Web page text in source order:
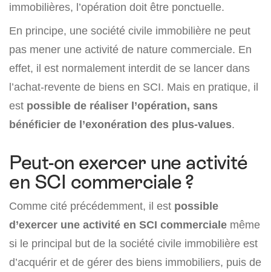
immobilières, l’opération doit être ponctuelle.
En principe, une société civile immobilière ne peut
pas mener une activité de nature commerciale. En
effet, il est normalement interdit de se lancer dans
l’achat-revente de biens en SCI. Mais en pratique, il
est possible de réaliser l’opération, sans
bénéficier de l’exonération des plus-values.
Peut-on exercer une activité
en SCI commerciale ?
Comme cité précédemment, il est possible
d’exercer une activité en SCI commerciale même
si le principal but de la société civile immobilière est
d’acquérir et de gérer des biens immobiliers, puis de